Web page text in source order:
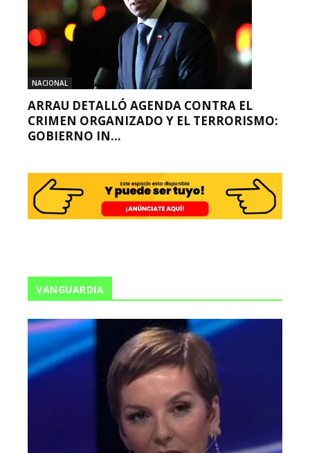
NACIONAL
ARRAU DETALLÓ AGENDA CONTRA EL
CRIMEN ORGANIZADO Y EL TERRORISMO:
GOBIERNO IN...
VANGUARDIA